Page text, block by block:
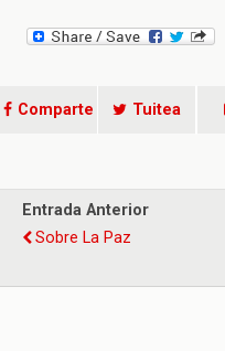
Comparte Tuitea
Entrada Anterior
Sobre La Paz